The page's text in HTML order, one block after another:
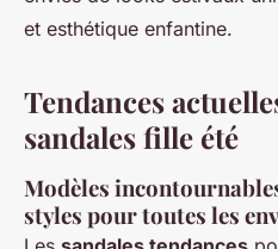
et esthétique enfantine.
Tendances
sandales fille été
Modèles
styles pour toutes les